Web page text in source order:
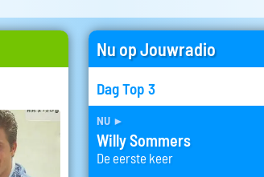
Nu op Jouwradio
Dag Top 3
nu ►
Willy Sommers
De eerste keer